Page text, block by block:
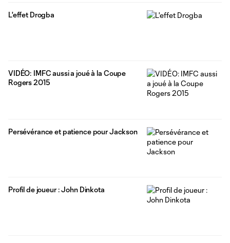
L'effet Drogba
‪VIDÉO: ‪‎IMFC‬ aussi a joué à la ‪Coupe
Rogers‬ 2015
Persévérance et patience pour Jackson
Profil de joueur : John Dinkota